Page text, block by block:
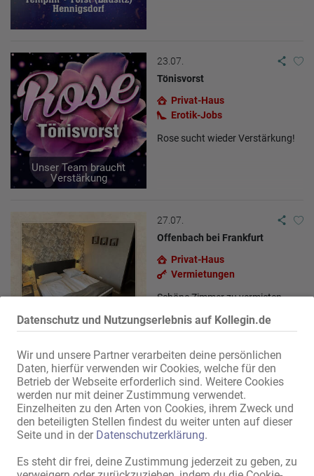
Datenschutz und Nutzungserlebnis auf Kollegin.de
Wir und unsere Partner verarbeiten deine persönlichen
Daten, hierfür verwenden wir Cookies, welche für den
Betrieb der Webseite erforderlich sind. Weitere Cookies
werden nur mit deiner Zustimmung verwendet.
Einzelheiten zu den Arten von Cookies, ihrem Zweck und
den beteiligten Stellen findest du weiter unten auf dieser
Seite und in der Datenschutzerklärung.
Es steht dir frei, deine Zustimmung jederzeit zu geben, zu
Unser Team braucht
Verstärkung
23.07.
Tönisvorst
Privat-Haus
Erotik-Jobs
Rose sucht wieder Verstärkung!
27.07.
Offenbach bei Frankfurt
Privat-Haus
Vermietungen
Schöne Zimmer zu vermieten
11.06.
Stuhr
Massagesalon /-studio
Erotik-Jobs
Top Verdienst - EDEN-
THAIMASSAGE IN BREMEN /